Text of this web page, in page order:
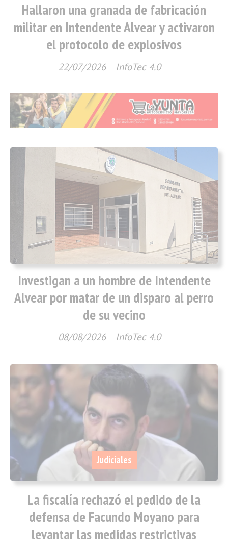
Hallaron una granada de fabricación
militar en Intendente Alvear y activaron
el protocolo de explosivos
InfoTec 4.0
22/07/2026
Investigan a un hombre de Intendente
Alvear por matar de un disparo al perro
de su vecino
InfoTec 4.0
08/08/2026
La fiscalía rechazó el pedido de la
defensa de Facundo Moyano para
levantar las medidas restrictivas
Judiciales